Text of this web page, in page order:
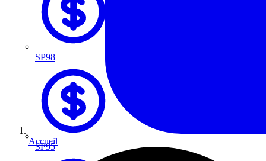
SP98
SP95
Accueil